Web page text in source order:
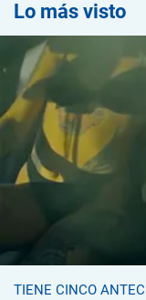
Lo más visto
TIENE CINCO